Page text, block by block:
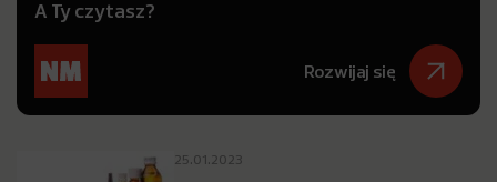
A Ty czytasz?
Rozwijaj się
25.01.2023